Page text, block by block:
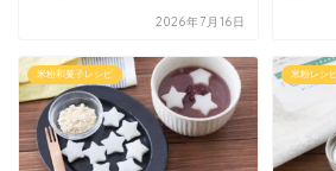
2026年7月16日
米粉和菓子レシピ 米粉レシ